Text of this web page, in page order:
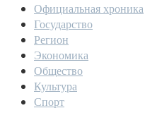
Официальная хроника
Государство
Регион
Экономика
Общество
Культура
Спорт